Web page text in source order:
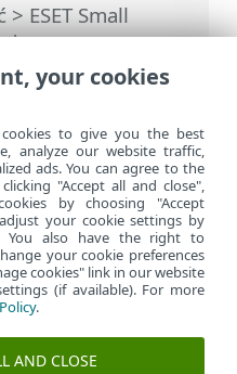
>ESET Small
s programom
>
alati
površinu
your cookies
to give you the best
analyze our website traffic,
ads. You can agree to the
"Accept all and close",
by choosing "Accept
your cookie settings by
You also have the right to
your cookie preferences
cookies" link in our website
(if available). For more
.
AND CLOSE